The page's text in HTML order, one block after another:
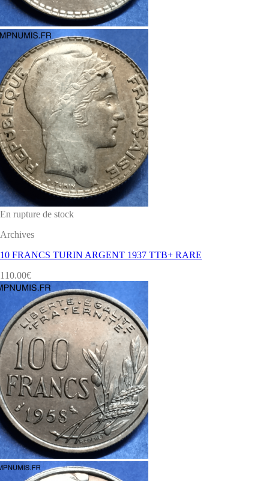
En rupture de stock
Archives
10 FRANCS TURIN ARGENT 1937 TTB+ RARE
110.00€